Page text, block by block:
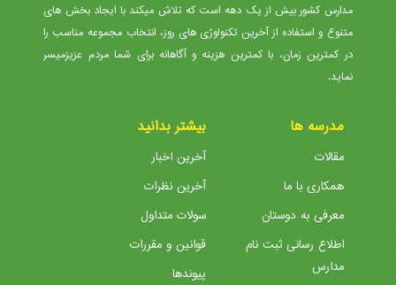
مدارس کشور بیش از یک دهه است که تلاش میکند با ایجاد بخش های
متنوع و استفاده از آخرین تکنولوژی های روز، انتخاب مجموعه مناسب را
در کمترین زمان، با کمترین هزینه و آگاهانه برای شما مردم عزیزمیسر
نماید.
مدرسه ها
مقالات
همکاری با ما
معرفی به دوستان
اطلاع رسانی ثبت نام
مدارس
بیشتر بدانید
آخرین اخبار
آخرین نظرات
سولات متداول
قوانین و مقررات
پیوندها